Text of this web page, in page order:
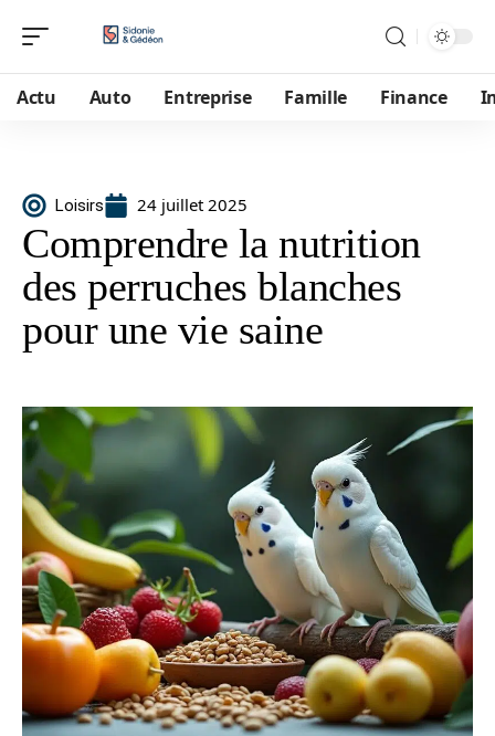
Actu Auto Entreprise Famille Finance
Loisirs 24 juillet 2025
Comprendre la nutrition
des perruches blanches
pour une vie saine